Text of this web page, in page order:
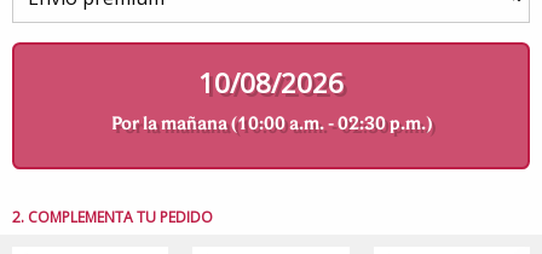
10/08/2026
Por la mañana (10:00 a.m. - 02:30 p.m.)
2. COMPLEMENTA TU PEDIDO